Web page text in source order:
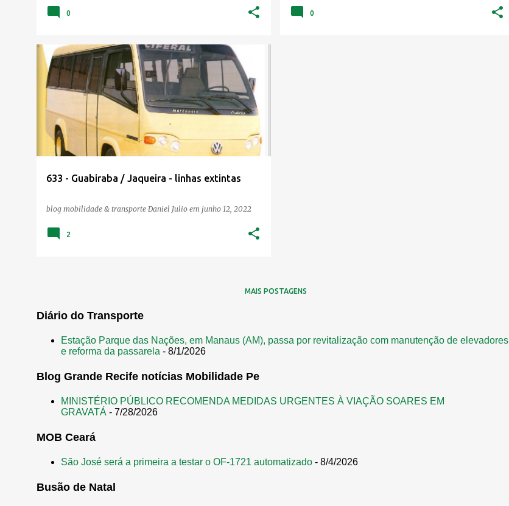
0 0
633 - Guabiraba / Jaqueira - linhas extintas
blog mobilidade & transporte Daniel Julio em junho 12, 2022
2
MAIS POSTAGENS
Diário do Transporte
Estação Parque das Nações, em Manaus (AM), passa por revitalização com manutenção de elevadores
e reforma da passarela - 8/1/2026
Blog Grande Recife notícias Mobilidade Pe
MINISTÉRIO PÚBLICO RECOMENDA MEDIDAS URGENTES À VIAÇÃO SOARES EM
GRAVATÁ - 7/28/2026
MOB Ceará
São José será a primeira a testar o OF-1721 automatizado - 8/4/2026
Busão de Natal